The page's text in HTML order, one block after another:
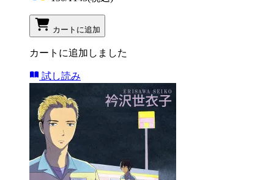
カートに追加
カートに追加しました
試し読み